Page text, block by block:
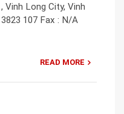
Vinh Long City, Vinh
107 Fax : N/A
READ MORE